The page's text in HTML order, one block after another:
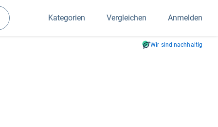
Kategorien Vergleichen Anmelden
Wir sind nachhaltig